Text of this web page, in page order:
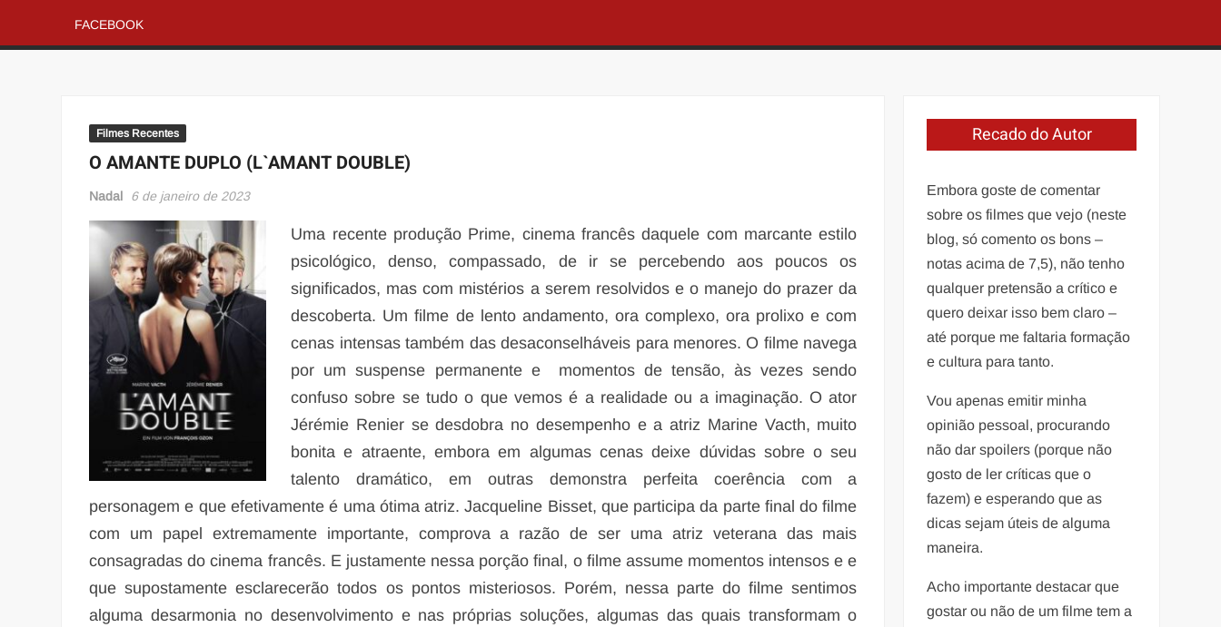
FACEBOOK
Filmes Recentes
O AMANTE DUPLO (L`AMANT DOUBLE)
Nadal 6 de janeiro de 2023
Uma recente produção Prime, cinema francês daquele com marcante estilo
psicológico, denso, compassado, de ir se percebendo aos poucos os
significados, mas com mistérios a serem resolvidos e o manejo do prazer da
descoberta. Um filme de lento andamento, ora complexo, ora prolixo e com
cenas intensas também das desaconselháveis para menores. O filme navega
por um suspense permanente e momentos de tensão, às vezes sendo
confuso sobre se tudo o que vemos é a realidade ou a imaginação. O ator
Jérémie Renier se desdobra no desempenho e a atriz Marine Vacth, muito
bonita e atraente, embora em algumas cenas deixe dúvidas sobre o seu
talento dramático, em outras demonstra perfeita coerência com a
personagem e que efetivamente é uma ótima atriz. Jacqueline Bisset, que participa da parte final do filme
com um papel extremamente importante, comprova a razão de ser uma atriz veterana das mais
consagradas do cinema francês. E justamente nessa porção final, o filme assume momentos intensos e e
que supostamente esclarecerão todos os pontos misteriosos. Porém, nessa parte do filme sentimos
alguma desarmonia no desenvolvimento e nas próprias soluções, algumas das quais transformam o
Recado do Autor
Embora goste de comentar
sobre os filmes que vejo (neste
blog, só comento os bons –
notas acima de 7,5), não tenho
qualquer pretensão a crítico e
quero deixar isso bem claro –
até porque me faltaria formação
e cultura para tanto.
Vou apenas emitir minha
opinião pessoal, procurando
não dar spoilers (porque não
gosto de ler críticas que o
fazem) e esperando que as
dicas sejam úteis de alguma
maneira.
Acho importante destacar que
gostar ou não de um filme tem a